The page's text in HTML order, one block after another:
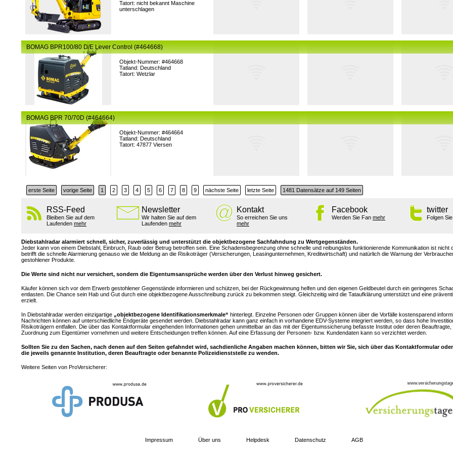
Tatort: nicht bekannt Maschine
unterschlagen
Objekt-Nummer: #464668
Tatland: Deutschland
Tatort: Wetzlar
BOMAG BPR100/80 D/E Lever Control (#464668)
Objekt-Nummer: #464664
Tatland: Deutschland
Tatort: 47877 Viersen
BOMAG BPR 70/70D (#464664)
erste Seite vorige Seite 1 2 3 4 5 6 7 8 9 nächste Seite letzte Seite 1481 Datensätze auf 149 Seiten
RSS-Feed
Bleiben Sie auf dem
Laufenden mehr
Newsletter
Wir halten Sie auf dem
Laufenden mehr
Kontakt
So erreichen Sie uns
mehr
Facebook
Werden Sie Fan mehr
twitter
Folgen
Diebstahlradar alarmiert schnell, sicher, zuverlässig und unterstützt die objektbezogene Sachfahndung zu Wertgegenständen.
Jeder kann von einem Diebstahl, Einbruch, Raub oder Betrug betroffen sein. Eine Schadensbegrenzung ohne schnelle und reibungslos funktionierende Kommunikation ist nicht
betrifft die schnelle Alarmierung genauso wie die Meldung an die Risikoträger (Versicherungen, Leasingunternehmen, Kreditwirtschaft) und natürlich die Warnung der
gestohlener Produkte.
Die Werte sind nicht nur versichert, sondern die Eigentumsansprüche werden über den Verlust hinweg gesichert.
Käufer können sich vor dem Erwerb gestohlener Gegenstände informieren und schützen, bei der Rückgewinnung helfen und den eigenen Geldbeutel durch ein geringeres
entlasten. Die Chance sein Hab und Gut durch eine objektbezogene Ausschreibung zurück zu bekommen steigt. Gleichzeitig wird die Tataufklärung unterstützt und eine
erzielt.
In Diebstahlradar werden einzigartige „objektbezogene Identifikationsmerkmale“ hinterlegt. Einzelne Personen oder Gruppen können über die Vorfälle kostensparend
Nachrichten können auf unterschiedliche Endgeräte gesendet werden. Diebstahlradar kann ganz einfach in vorhandene EDV-Systeme integriert werden, so dass hohe
Risikoträgern entfallen. Die über das Kontaktformular eingehenden Informationen gehen unmittelbar an das mit der Eigentumssicherung befasste Institut oder deren Beauftragte,
Zuordnung zum Eigentümer vornehmen und weitere Entscheidungen treffen können. Auf eine Erfassung der Personen- bzw. Kundendaten kann so verzichtet werden.
Sollten Sie zu den Sachen, nach denen auf den Seiten gefahndet wird, sachdienliche Angaben machen können, bitten wir Sie, sich über das Kontaktformular
die jeweils genannte Institution, deren Beauftragte oder benannte Polizeidienststelle zu wenden.
Weitere Seiten von ProVersicherer:
Impressum Über uns Helpdesk Datenschutz AGB